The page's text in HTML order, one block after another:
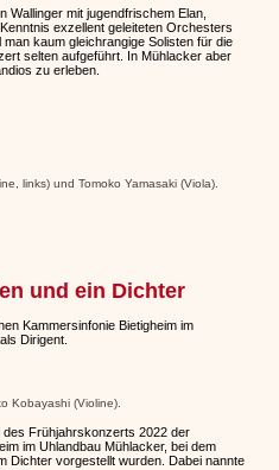
Wallinger mit jugendfrischem Elan,
exzellent geleiteten Orchesters
kaum gleichrangige Solisten für die
selten aufgeführt. In Mühlacker aber
zu erleben.
links) und Tomoko Yamasaki (Viola).
und ein Dichter
Kammersinfonie Bietigheim im
Dirigent.
Kobayashi (Violine).
des Frühjahrskonzerts 2022 der
im Uhlandbau Mühlacker, bei dem
Dichter vorgestellt wurden. Dabei nannte